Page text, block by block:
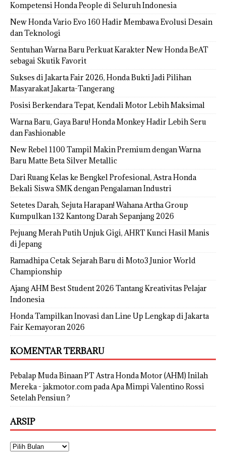
Kompetensi Honda People di Seluruh Indonesia
New Honda Vario Evo 160 Hadir Membawa Evolusi Desain
dan Teknologi
Sentuhan Warna Baru Perkuat Karakter New Honda BeAT
sebagai Skutik Favorit
Sukses di Jakarta Fair 2026, Honda Bukti Jadi Pilihan
Masyarakat Jakarta-Tangerang
Posisi Berkendara Tepat, Kendali Motor Lebih Maksimal
Warna Baru, Gaya Baru! Honda Monkey Hadir Lebih Seru
dan Fashionable
New Rebel 1100 Tampil Makin Premium dengan Warna
Baru Matte Beta Silver Metallic
Dari Ruang Kelas ke Bengkel Profesional, Astra Honda
Bekali Siswa SMK dengan Pengalaman Industri
Setetes Darah, Sejuta Harapan! Wahana Artha Group
Kumpulkan 132 Kantong Darah Sepanjang 2026
Pejuang Merah Putih Unjuk Gigi, AHRT Kunci Hasil Manis
di Jepang
Ramadhipa Cetak Sejarah Baru di Moto3 Junior World
Championship
Ajang AHM Best Student 2026 Tantang Kreativitas Pelajar
Indonesia
Honda Tampilkan Inovasi dan Line Up Lengkap di Jakarta
Fair Kemayoran 2026
KOMENTAR TERBARU
Pebalap Muda Binaan PT Astra Honda Motor (AHM) Inilah
Mereka - jakmotor.compadaApa Mimpi Valentino Rossi
Setelah Pensiun ?
ARSIP